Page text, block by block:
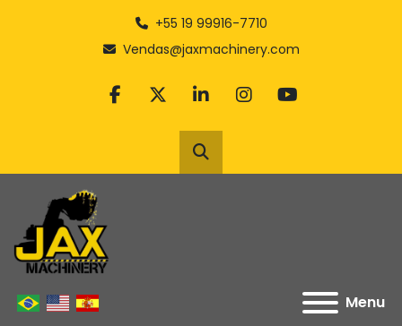
+55 19 99916-7710
Vendas@jaxmachinery.com
facebook
twitterlinkedininstagram
youtube
Pesquisar
Menu